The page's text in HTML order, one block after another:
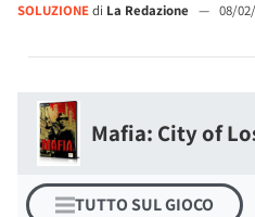
SOLUZIONEdi La Redazione — 08/
Mafia: City of
TUTTO SUL GIOCO